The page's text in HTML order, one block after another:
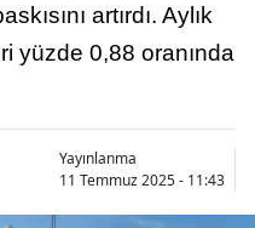
artırdı. Aylık
yüzde 0,88 oranında
Yayınlanma
11 Temmuz 2025 - 11:43